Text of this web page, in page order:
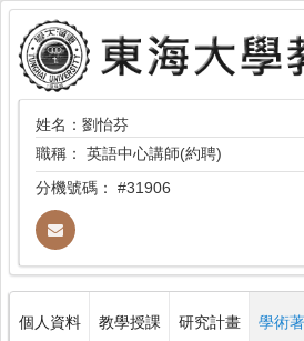
姓名：劉怡芬
職稱： 英語中心講師(約聘)
分機號碼： #31906
個人資料 教學授課 研究計畫 學術